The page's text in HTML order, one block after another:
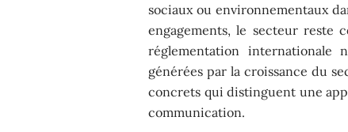
sociaux ou environnementaux
engagements, le secteur reste
réglementation internationale
générées par la croissance du
concrets qui distinguent une
communication.